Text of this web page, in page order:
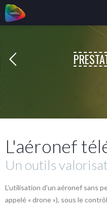
L'aéronef
Un outils
L’utilisation d’un aéronef sans
appelé « drone »), sous le